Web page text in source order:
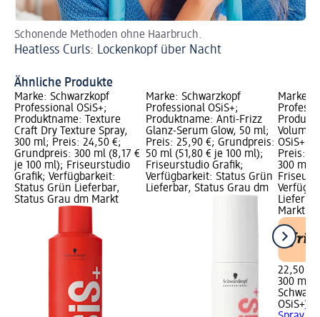
Schonende Methoden ohne Haarbruch.
Heatless Curls: Lockenkopf über Nacht
Ähnliche Produkte
Marke: Schwarzkopf
Professional OSiS+;
Produktname: Texture
Craft Dry Texture Spray,
300 ml; Preis: 24,50 €;
Grundpreis: 300 ml (8,17 €
je 100 ml); Friseurstudio
Grafik; Verfügbarkeit:
Status Grün Lieferbar,
Status Grau dm Markt
Marke: Schwarzkopf
Professional OSiS+;
Produktname: Anti-Frizz
Glanz-Serum Glow, 50 ml;
Preis: 25,90 €; Grundpreis:
50 ml (51,80 € je 100 ml);
Friseurstudio Grafik;
Verfügbarkeit: Status Grün
Lieferbar, Status Grau dm
Marke:
OSiS+
Preis:
300 ml
Markt
22,50 €
300 ml
OSiS+